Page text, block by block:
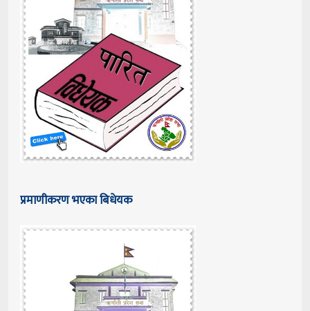
प्रमाणीकरण भएका बिधेयक